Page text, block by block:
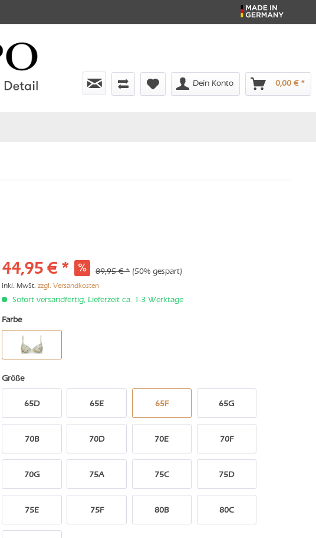
Dein Konto 0,00 € *
44,95 € * 89,95 € * (50% gespart)
inkl. MwSt.zzgl. Versandkosten
Sofort versandfertig, Lieferzeit ca. 1-3 Werktage
Farbe
Größe
65D 65E 65F 65G
70B 70D 70E 70F
70G 75A 75C 75D
75E 75F 80B 80C